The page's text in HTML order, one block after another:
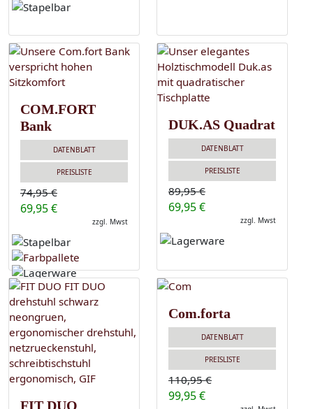
COM.FORT
Bank
DATENBLATT
PREISLISTE
74,95 €
69,95 €
zzgl. Mwst
DUK.AS Quadrat
DATENBLATT
PREISLISTE
89,95 €
69,95 €
zzgl. Mwst
FIT DUO
Com.forta
DATENBLATT
PREISLISTE
110,95 €
99,95 €